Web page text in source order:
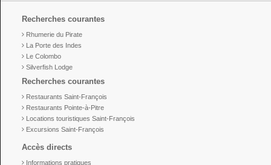
Recherches courantes
Rhumerie du Pirate
La Porte des Indes
Le Colombo
Silverfish Lodge
Recherches courantes
Restaurants Saint-François
Restaurants Pointe-à-Pitre
Locations touristiques Saint-François
Excursions Saint-François
Accès directs
Informations pratiques